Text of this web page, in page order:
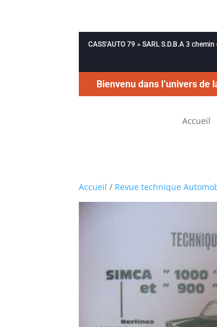
CASS’AUTO 79 » SARL S.D.B.A 3
Bienvenu dans l’univers de
Accueil
Accueil / Revue technique